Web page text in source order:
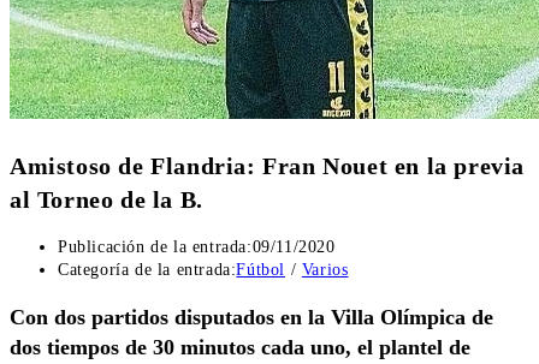
Amistoso de Flandria: Fran Nouet en la previa
al Torneo de la B.
Publicación de la entrada:09/11/2020
Categoría de la entrada:Fútbol / Varios
Con dos partidos disputados en la Villa Olímpica de
dos tiempos de 30 minutos cada uno, el plantel de